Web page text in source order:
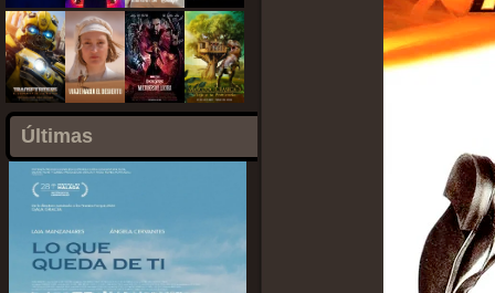
Últimas